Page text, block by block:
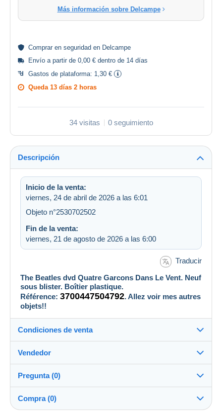
Más información sobre Delcampe
Comprar en seguridad en Delcampe
Envío a partir de 0,00 € dentro de 14 días
Gastos de plataforma: 1,30 €
Queda 13 días 2 horas
34 visitas 0 seguimiento
Descripción
Inicio de la venta:
viernes, 24 de abril de 2026 a las 6:01
Objeto n°2530702502
Fin de la venta:
viernes, 21 de agosto de 2026 a las 6:00
Traducir
The Beatles dvd Quatre Garcons Dans Le Vent. Neuf
sous blister. Boîtier plastique.
Référence: 3700447504792. Allez voir mes autres
objets!!
Condiciones de venta
Envío tras el pago dentro de los 14 días
Vendedor
cadillac869
Tienda
Pregunta (0)
Compra (0)